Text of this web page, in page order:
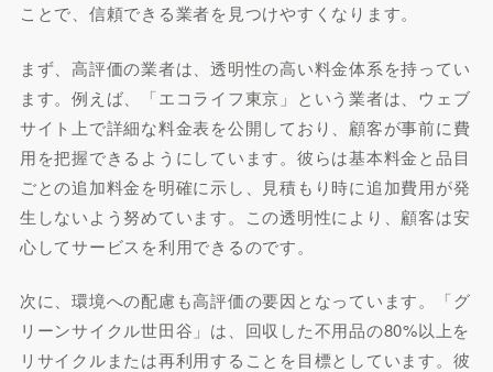
ことで、信頼できる業者を見つけやすくなります。
まず、高評価の業者は、透明性の高い料金体系を持ってい
ます。例えば、「エコライフ東京」という業者は、ウェブ
サイト上で詳細な料金表を公開しており、顧客が事前に費
用を把握できるようにしています。彼らは基本料金と品目
ごとの追加料金を明確に示し、見積もり時に追加費用が発
生しないよう努めています。この透明性により、顧客は安
心してサービスを利用できるのです。
次に、環境への配慮も高評価の要因となっています。「グ
リーンサイクル世田谷」は、回収した不用品の80%以上を
リサイクルまたは再利用することを目標としています。彼